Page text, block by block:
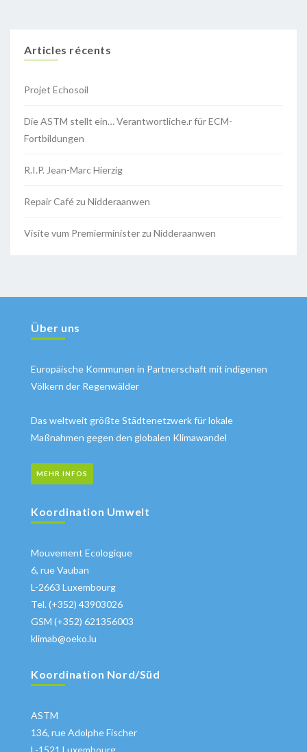
Articles récents
Projet Echosoil
Die ASTM stellt ein… Verantwortliche.r für ECM-
Fortbildungen
R.I.P. Jean-Marc Hierzig
Repair Café zu Nidderaanwen
Visite vum Premierminister zu Nidderaanwen
Über uns
Europäische Kommunen in Partnerschaft mit indigenen
Völkern der Regenwälder
Das weltweit größte Städtenetzwerk für lokale
Maßnahmen gegen den globalen Klimawandel
MEHR INFOS
Koordination Umwelt
Mouvement Ecologique
6, rue Vauban
L-2663 Luxembourg
Tel. (+352) 43903026
GSM (+352) 621356003
klimab@oeko.lu
Koordination Nord/Süd
ASTM
136, rue Adolphe Fischer
L-1521 Luxembourg